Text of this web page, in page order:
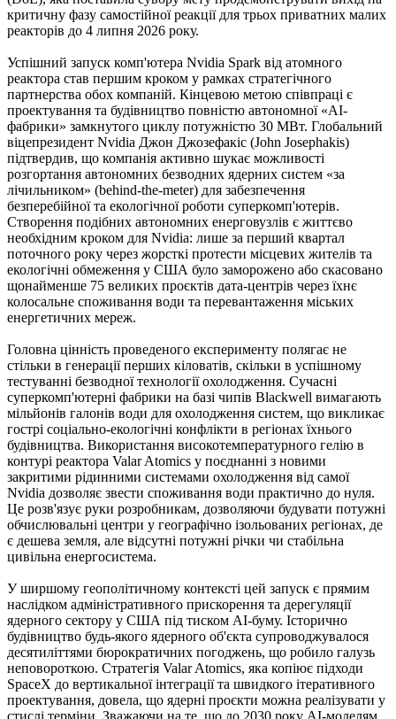
критичну фазу самостійної реакції для трьох приватних малих
реакторів до 4 липня 2026 року.
Успішний запуск комп'ютера Nvidia Spark від атомного
реактора став першим кроком у рамках стратегічного
партнерства обох компаній. Кінцевою метою співпраці є
проектування та будівництво повністю автономної «АІ-
фабрики» замкнутого циклу потужністю 30 МВт. Глобальний
віцепрезидент Nvidia Джон Джозефакіс (John Josephakis)
підтвердив, що компанія активно шукає можливості
розгортання автономних безводних ядерних систем «за
лічильником» (behind-the-meter) для забезпечення
безперебійної та екологічної роботи суперкомп'ютерів.
Створення подібних автономних енерговузлів є життєво
необхідним кроком для Nvidia: лише за перший квартал
поточного року через жорсткі протести місцевих жителів та
екологічні обмеження у США було заморожено або скасовано
щонайменше 75 великих проєктів дата-центрів через їхнє
колосальне споживання води та перевантаження міських
енергетичних мереж.
Головна цінність проведеного експерименту полягає не
стільки в генерації перших кіловатів, скільки в успішному
тестуванні безводної технології охолодження. Сучасні
суперкомп'ютерні фабрики на базі чипів Blackwell вимагають
мільйонів галонів води для охолодження систем, що викликає
гострі соціально-екологічні конфлікти в регіонах їхнього
будівництва. Використання високотемпературного гелію в
контурі реактора Valar Atomics у поєднанні з новими
закритими рідинними системами охолодження від самої
Nvidia дозволяє звести споживання води практично до нуля.
Це розв'язує руки розробникам, дозволяючи будувати потужні
обчислювальні центри у географічно ізольованих регіонах, де
є дешева земля, але відсутні потужні річки чи стабільна
цивільна енергосистема.
У ширшому геополітичному контексті цей запуск є прямим
наслідком адміністративного прискорення та дерегуляції
ядерного сектору у США під тиском АІ-буму. Історично
будівництво будь-якого ядерного об'єкта супроводжувалося
десятиліттями бюрократичних погоджень, що робило галузь
неповороткою. Стратегія Valar Atomics, яка копіює підходи
SpaceX до вертикальної інтеграції та швидкого ітеративного
проектування, довела, що ядерні проєкти можна реалізувати у
стислі терміни. Зважаючи на те, що до 2030 року АІ-моделям